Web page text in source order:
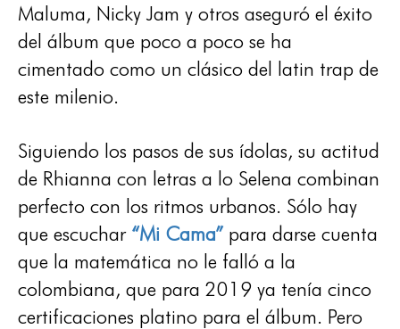
Maluma, Nicky Jam y otros aseguró el éxito
del álbum que poco a poco se ha
cimentado como un clásico del latin trap de
este milenio.
Siguiendo los pasos de sus ídolas, su actitud
de Rhianna con letras a lo Selena combinan
perfecto con los ritmos urbanos. Sólo hay
que escuchar “Mi Cama” para darse cuenta
que la matemática no le falló a la
colombiana, que para 2019 ya tenía cinco
certificaciones platino para el álbum. Pero